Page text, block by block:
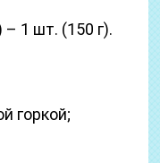
1 шт. (150 г).
горкой;